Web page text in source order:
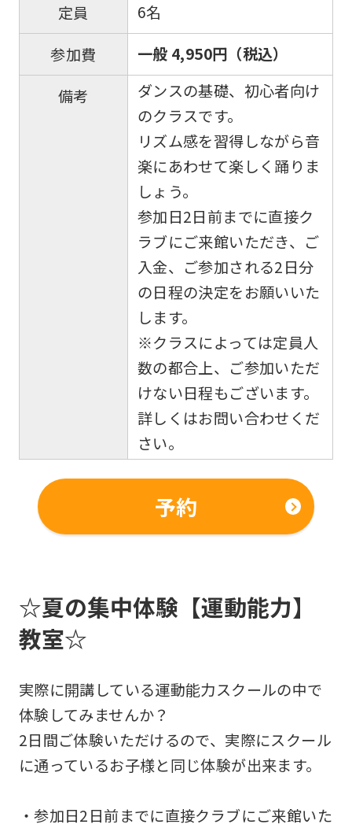
定員
6名
参加費
一般 4,950円（税込）
備考
ダンスの基礎、初心者向け
のクラスです。
リズム感を習得しながら音
楽にあわせて楽しく踊りま
しょう。
参加日2日前までに直接ク
ラブにご来館いただき、ご
入金、ご参加される2日分
の日程の決定をお願いいた
します。
※クラスによっては定員人
数の都合上、ご参加いただ
けない日程もございます。
詳しくはお問い合わせくだ
さい。
予約
☆夏の集中体験【運動能力】
教室☆
実際に開講している運動能力スクールの中で
体験してみませんか？
2日間ご体験いただけるので、実際にスクール
に通っているお子様と同じ体験が出来ます。
・参加日2日前までに直接クラブにご来館いた